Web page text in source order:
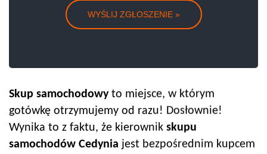
Skup samochodowyto miejsce, w którym
gotówkę otrzymujemy od razu! Dosłownie!
Wynika to z faktu, że kierownik skupu
samochodów Cedynia jest bezpośrednim kupcem